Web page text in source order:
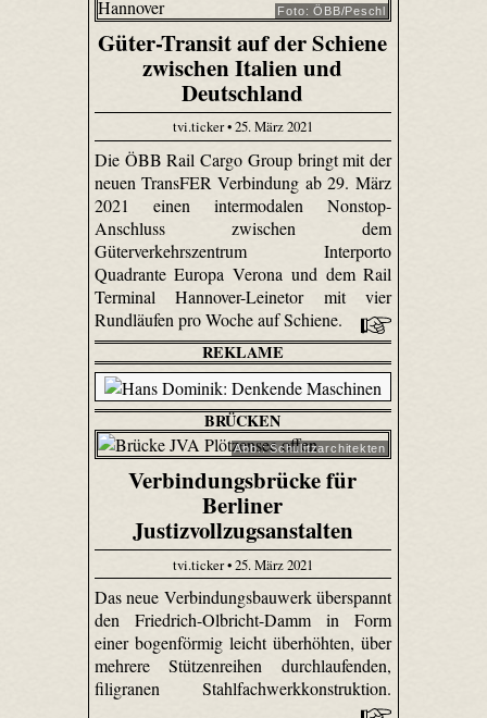
Foto: ÖBB/Peschl
Güter-Transit auf der Schiene
zwischen Italien und
Deutschland
tvi.ticker • 25. März 2021
Die ÖBB Rail Cargo Group bringt mit der
neuen TransFER Verbindung ab 29. März
2021 einen intermodalen Nonstop-
Anschluss zwischen dem
Güterverkehrszentrum Interporto
Quadrante Europa Verona und dem Rail
Terminal Hannover-Leinetor mit vier
Rundläufen pro Woche auf Schiene.
REKLAME
BRÜCKEN
Abb.: Schulitzarchitekten
Verbindungsbrücke für
Berliner
Justizvollzugsanstalten
tvi.ticker • 25. März 2021
Das neue Verbindungsbauwerk überspannt
den Friedrich-Olbricht-Damm in Form
einer bogenförmig leicht überhöhten, über
mehrere Stützenreihen durchlaufenden,
filigranen Stahlfachwerkkonstruktion.